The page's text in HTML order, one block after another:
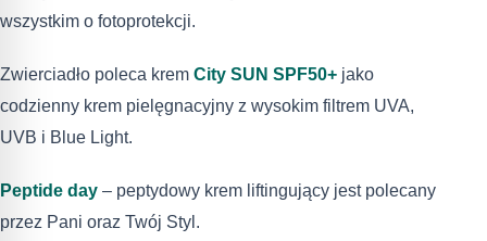
wszystkim o fotoprotekcji.
Zwierciadło poleca krem City SUN SPF50+ jako
codzienny krem pielęgnacyjny z wysokim filtrem UVA,
UVB i Blue Light.
Peptide day – peptydowy krem liftingujący jest polecany
przez Pani oraz Twój Styl.